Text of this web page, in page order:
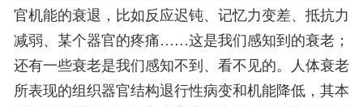
官机能的衰退，比如反应迟钝、记忆力变差、抵抗力
减弱、某个器官的疼痛……这是我们感知到的衰老；
还有一些衰老是我们感知不到、看不见的。人体衰老
所表现的组织器官结构退行性病变和机能降低，其本